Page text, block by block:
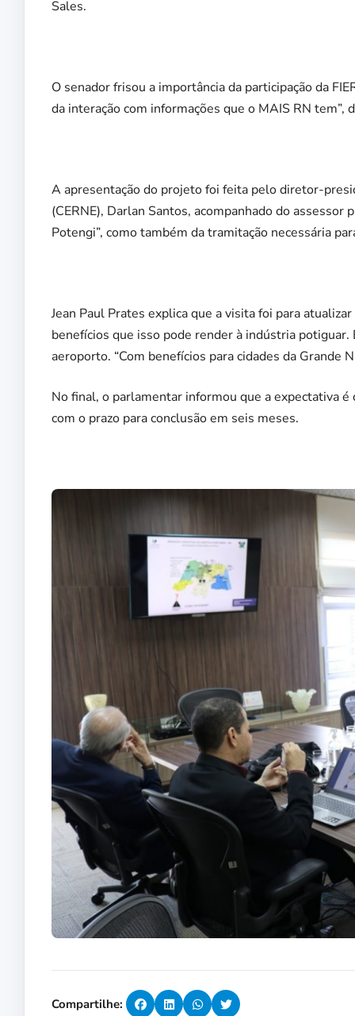
Sales.
O senador frisou a importância da participação da
da interação com informações que o MAIS RN tem”,
A apresentação do projeto foi feita pelo diretor-
(CERNE), Darlan Santos, acompanhado do
Potengi”, como também da tramitação necessária
Jean Paul Prates explica que a visita foi para
benefícios que isso pode render à indústria
aeroporto. “Com benefícios para cidades da Grande
No final, o parlamentar informou que a expectativa
com o prazo para conclusão em seis meses.
Compartilhe: